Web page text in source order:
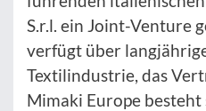
S.r.l. ein Joint-Venture
verfügt über
Textilindustrie, das
Mimaki Europe